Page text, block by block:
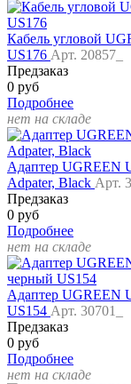
Кабель угловой
US176 Арт. 20857_
Предзаказ
0 руб
Подробнее
нет на складе
Адаптер UGREEN
Adpater, Black Арт.
Предзаказ
0 руб
Подробнее
нет на складе
Адаптер UGREEN
US154 Арт. 30701_
Предзаказ
0 руб
Подробнее
нет на складе